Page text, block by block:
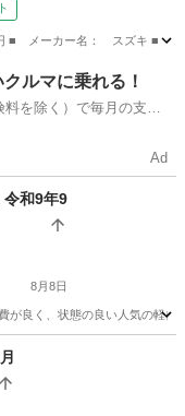
■ メーカー名： スズキ ■
ルマに乗れる！
を除く）で毎月の支払
Ad
令和9年9
8月8日
く、状態の良い人気の軽自
R